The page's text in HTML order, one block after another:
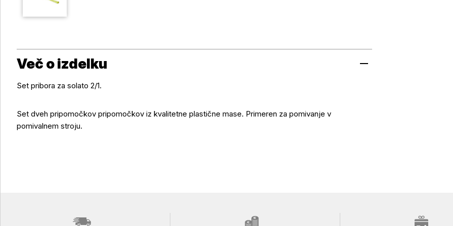
Več o izdelku
Set pribora za solato 2/1.
Set dveh pripomočkov pripomočkov iz kvalitetne plastične mase. Primeren za pomivanje v
pomivalnem stroju.